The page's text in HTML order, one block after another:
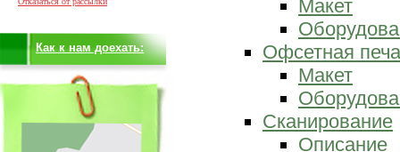
Как к нам доехать:
Макет
Офсетная
Макет
Сканирование
Описание